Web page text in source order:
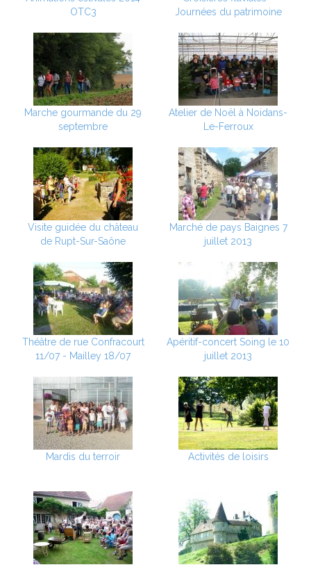
OTC3
Journées du patrimoine
Marche gourmande du 29
septembre
Atelier de Noël à Noidans-
Le-Ferroux
Visite guidée du château
de Rupt-Sur-Saône
Marché de pays Baignes 7
juillet 2013
Théâtre de rue Confracourt
11/07 - Mailley 18/07
Apéritif-concert Soing le 10
juillet 2013
Mardis du terroir Activités de loisirs